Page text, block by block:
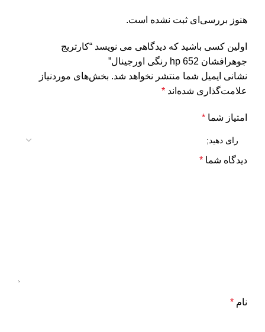
هنوز بررسی‌ای ثبت نشده است.
اولین کسی باشید که دیدگاهی می نویسد “کارتریج
جوهرافشان 652 hp رنگی اورجینال”
نشانی ایمیل شما منتشر نخواهد شد. بخش‌های موردنیاز
علامت‌گذاری شده‌اند *
امتیاز شما *
دیدگاه شما *
نام *